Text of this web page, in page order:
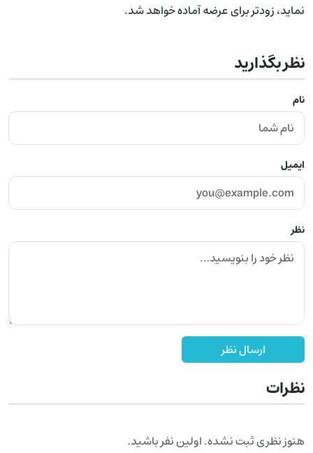
نماید، زودتر برای عرضه آماده خواهد شد.
نظر بگذارید
نام
ایمیل
نظر
ارسال نظر
نظرات
هنوز نظری ثبت نشده. اولین نفر باشید.